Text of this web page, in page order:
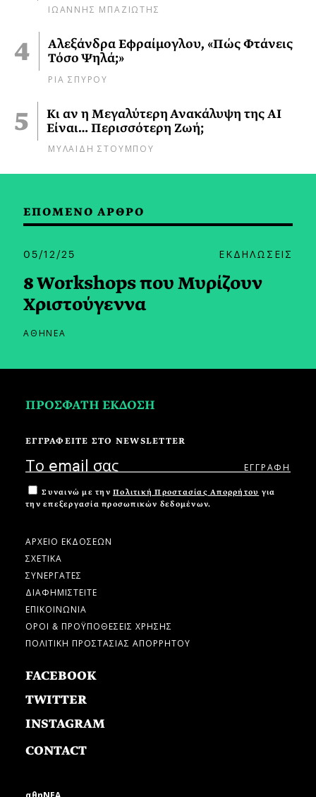
ΙΩΑΝΝΗΣ ΜΠΑΖΙΩΤΗΣ
Αλεξάνδρα Εφραίμογλου, «Πώς Φτάνεις
Τόσο Ψηλά;»
ΡΙΑ ΣΠΥΡΟΥ
Κι αν η Μεγαλύτερη Ανακάλυψη της AI
Είναι… Περισσότερη Ζωή;
ΜΥΛΑΙΔΗ ΣΤΟΥΜΠΟΥ
ΕΠΟΜΕΝΟ ΑΡΘΡΟ
05/12/25 ΕΚΔΗΛΩΣΕΙΣ
8 Workshops που Μυρίζουν
Χριστούγεννα
ΑΘΗΝΕΑ
ΠΡΟΣΦΑΤΗ ΕΚΔΟΣΗ
ΕΓΓΡΑΦΕΙΤΕ ΣΤΟ NEWSLETTER
Συναινώ με την Πολιτική Προστασίας Απορρήτου για
την επεξεργασία προσωπικών δεδομένων.
ΑΡΧΕΙΟ ΕΚΔΟΣΕΩΝ
ΣΧΕΤΙΚΑ
ΣΥΝΕΡΓΑΤΕΣ
ΔΙΑΦΗΜΙΣΤΕΙΤΕ
ΕΠΙΚΟΙΝΩΝΙΑ
ΟΡΟΙ & ΠΡΟΫΠΟΘΕΣΕΙΣ ΧΡΗΣΗΣ
ΠΟΛΙΤΙΚΗ ΠΡΟΣΤΑΣΙΑΣ ΑΠΟΡΡΗΤΟΥ
FACEBOOK
TWITTER
INSTAGRAM
CONTACT
αθηΝΕΑ